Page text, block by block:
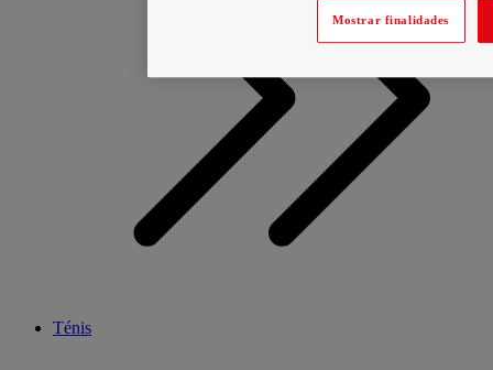
Ténis
Mostrar finalidades